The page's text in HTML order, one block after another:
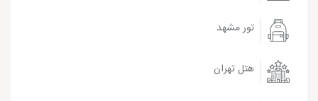
تور مشهد
هتل تهران